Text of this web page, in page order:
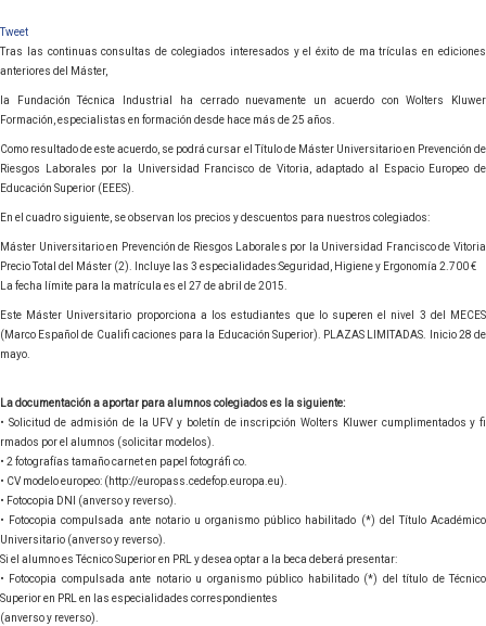
Tweet
Tras las continuas consultas de colegiados interesados y el éxito de ma trículas en ediciones
anteriores del Máster,
la Fundación Técnica Industrial ha cerrado nuevamente un acuerdo con Wolters Kluwer
Formación, especialistas en formación desde hace más de 25 años.
Como resultado de este acuerdo, se podrá cursar el Título de Máster Universitario en Prevención de
Riesgos Laborales por la Universidad Francisco de Vitoria, adaptado al Espacio Europeo de
Educación Superior (EEES).
En el cuadro siguiente, se observan los precios y descuentos para nuestros colegiados:
Máster Universitario en Prevención de Riesgos Laborales por la Universidad Francisco de Vitoria
Precio Total del Máster (2). Incluye las 3 especialidades:Seguridad, Higiene y Ergonomía 2.700 €
La fecha límite para la matrícula es el 27 de abril de 2015.
Este Máster Universitario proporciona a los estudiantes que lo superen el nivel 3 del MECES
(Marco Español de Cualifi caciones para la Educación Superior). PLAZAS LIMITADAS. Inicio 28 de
mayo.
La documentación a aportar para alumnos colegiados es la siguiente:
• Solicitud de admisión de la UFV y boletín de inscripción Wolters Kluwer cumplimentados y fi
rmados por el alumnos (solicitar modelos).
• 2 fotografías tamaño carnet en papel fotográfi co.
• CV modelo europeo: (http://europass.cedefop.europa.eu).
• Fotocopia DNI (anverso y reverso).
• Fotocopia compulsada ante notario u organismo público habilitado (*) del Título Académico
Universitario (anverso y reverso).
Si el alumno es Técnico Superior en PRL y desea optar a la beca deberá presentar:
• Fotocopia compulsada ante notario u organismo público habilitado (*) del título de Técnico
Superior en PRL en las especialidades correspondientes
(anverso y reverso).